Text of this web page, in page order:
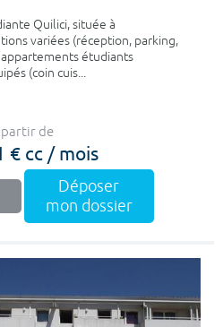
Quilici, située à
variées (réception, parking,
étudiants
(coin cuis...
de
€ cc / mois
Déposer
mon dossier